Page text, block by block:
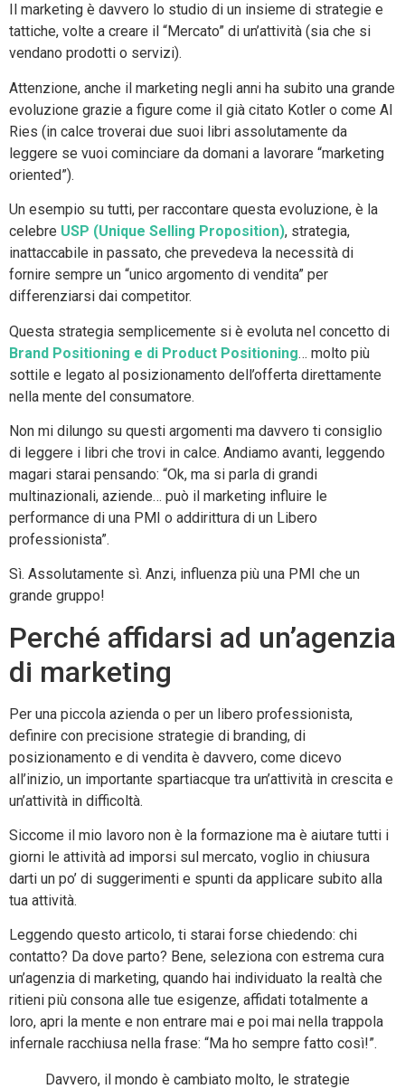
Il marketing è davvero lo studio di un insieme di strategie e
tattiche, volte a creare il “Mercato” di un’attività (sia che si
vendano prodotti o servizi).
Attenzione, anche il marketing negli anni ha subito una grande
evoluzione grazie a figure come il già citato Kotler o come Al
Ries (in calce troverai due suoi libri assolutamente da
leggere se vuoi cominciare da domani a lavorare “marketing
oriented”).
Un esempio su tutti, per raccontare questa evoluzione, è la
celebre USP (Unique Selling Proposition), strategia,
inattaccabile in passato, che prevedeva la necessità di
fornire sempre un “unico argomento di vendita” per
differenziarsi dai competitor.
Questa strategia semplicemente si è evoluta nel concetto di
Brand Positioning e di Product Positioning… molto più
sottile e legato al posizionamento dell’offerta direttamente
nella mente del consumatore.
Non mi dilungo su questi argomenti ma davvero ti consiglio
di leggere i libri che trovi in calce. Andiamo avanti, leggendo
magari starai pensando: “Ok, ma si parla di grandi
multinazionali, aziende… può il marketing influire le
performance di una PMI o addirittura di un Libero
professionista”.
Sì. Assolutamente sì. Anzi, influenza più una PMI che un
grande gruppo!
Perché affidarsi ad un’agenzia
di marketing
Per una piccola azienda o per un libero professionista,
definire con precisione strategie di branding, di
posizionamento e di vendita è davvero, come dicevo
all’inizio, un importante spartiacque tra un’attività in crescita e
un’attività in difficoltà.
Siccome il mio lavoro non è la formazione ma è aiutare tutti i
giorni le attività ad imporsi sul mercato, voglio in chiusura
darti un po’ di suggerimenti e spunti da applicare subito alla
tua attività.
Leggendo questo articolo, ti starai forse chiedendo: chi
contatto? Da dove parto? Bene, seleziona con estrema cura
un’agenzia di marketing, quando hai individuato la realtà che
ritieni più consona alle tue esigenze, affidati totalmente a
loro, apri la mente e non entrare mai e poi mai nella trappola
infernale racchiusa nella frase: “Ma ho sempre fatto così!”.
Davvero, il mondo è cambiato molto, le strategie